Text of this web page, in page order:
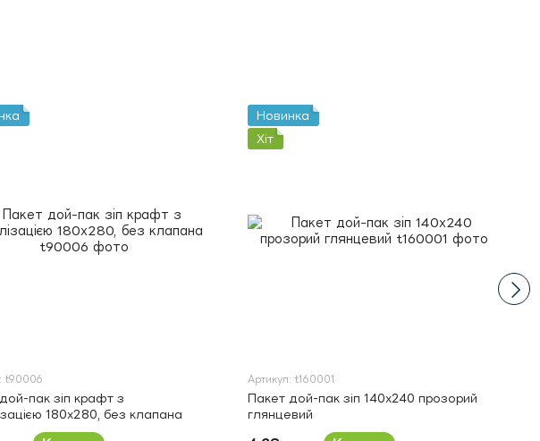
t90006
пак зіп крафт з
180х280, без клапана
Новинка
Хіт
Артикул: t160001
Пакет дой-пак зіп 140х240 прозорий
глянцевий